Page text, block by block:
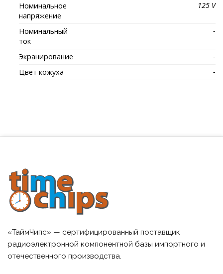
Номинальное
напряжение
125 V
Номинальный
ток
-
Экранирование
-
Цвет кожуха
-
«ТаймЧипс» — сертифицированный поставщик
радиоэлектронной компонентной базы импортного и
отечественного производства.